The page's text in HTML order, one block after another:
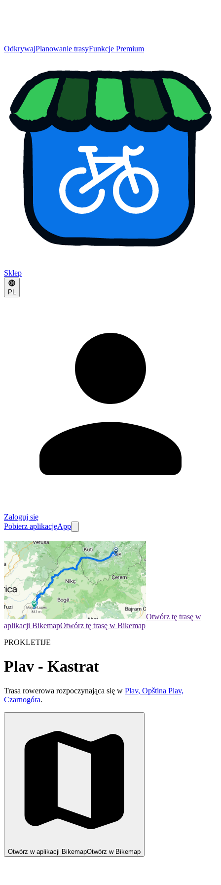
OdkrywajPlanowanie trasyFunkcje Premium
Sklep
PL
Zaloguj się
Pobierz aplikacjęApp
Otwórz tę trasę w
aplikacji BikemapOtwórz tę trasę w Bikemap
PROKLETIJE
Plav - Kastrat
Trasa rowerowa rozpoczynająca się w Plav, Opština Plav,
Czarnogóra.
Otwórz w aplikacji BikemapOtwórz w Bikemap